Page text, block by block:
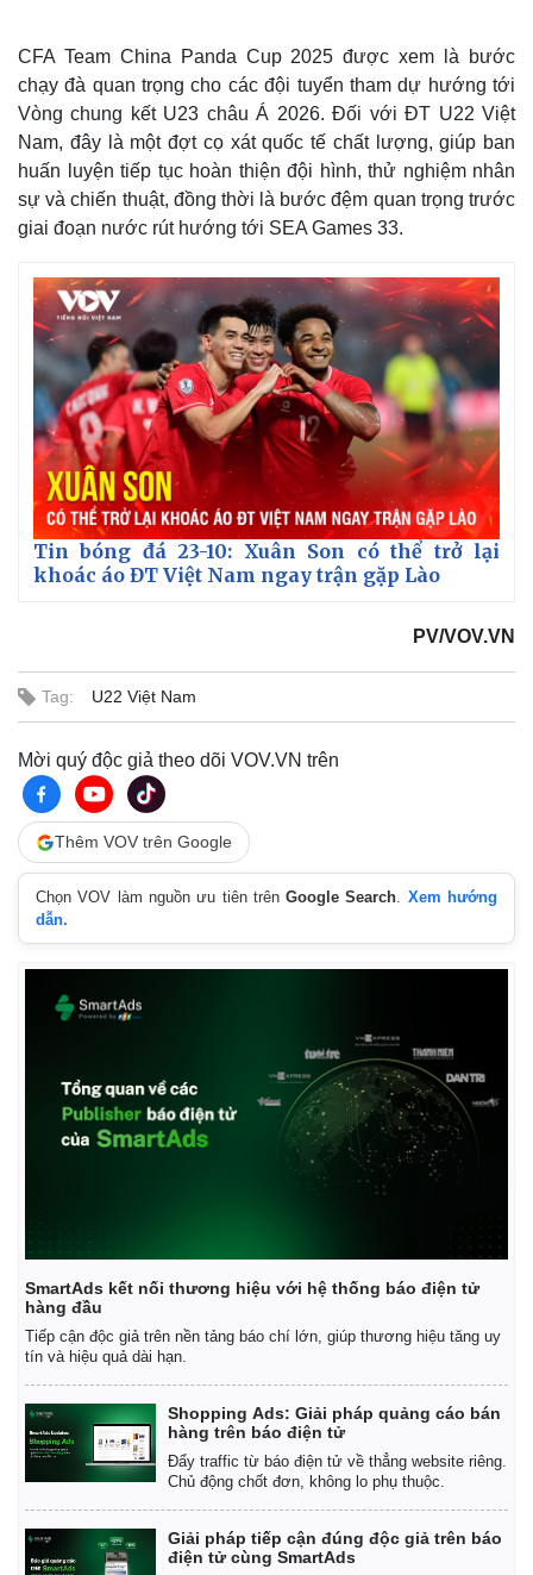
Thế giới
Quan sát
Cuộc sống đó đây
Multimedia
Video
Ảnh
CFA Team China Panda Cup 2025 được xem là bước
chạy đà quan trọng cho các đội tuyển tham dự hướng tới
Vòng chung kết U23 châu Á 2026. Đối với ĐT U22 Việt
Nam, đây là một đợt cọ xát quốc tế chất lượng, giúp ban
huấn luyện tiếp tục hoàn thiện đội hình, thử nghiệm nhân
sự và chiến thuật, đồng thời là bước đệm quan trọng trước
giai đoạn nước rút hướng tới SEA Games 33.
Tin bóng đá 23-10: Xuân Son có thể trở lại
khoác áo ĐT Việt Nam ngay trận gặp Lào
PV/VOV.VN
Tag: U22 Việt Nam
Mời quý độc giả theo dõi VOV.VN trên
Thêm VOV trên Google
Chọn VOV làm nguồn ưu tiên trênGoogle Search. Xem hướng
dẫn.
SmartAds kết nối thương hiệu với hệ thống báo điện tử
hàng đầu
Tiếp cận độc giả trên nền tảng báo chí lớn, giúp thương hiệu tăng uy
tín và hiệu quả dài hạn.
Shopping Ads: Giải pháp quảng cáo bán
hàng trên báo điện tử
Đẩy traffic từ báo điện tử về thẳng website riêng.
Chủ động chốt đơn, không lo phụ thuộc.
Giải pháp tiếp cận đúng độc giả trên báo
điện tử cùng SmartAds